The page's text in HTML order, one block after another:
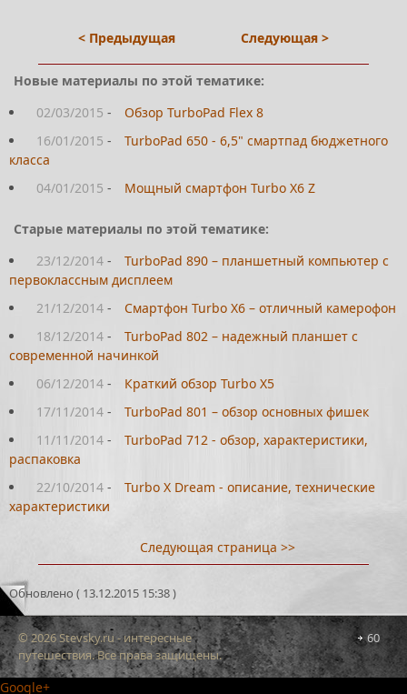
< Предыдущая Следующая >
Новые материалы по этой тематике:
02/03/2015 -
Обзор TurboPad Flex 8
16/01/2015 -
TurboPad 650 - 6,5" смартпад бюджетного
класса
04/01/2015 - Мощный смартфон Turbo X6 Z
Старые материалы по этой тематике:
23/12/2014 -
TurboPad 890 – планшетный компьютер с
первоклассным дисплеем
21/12/2014 -
Смартфон Turbo X6 – отличный камерофон
18/12/2014 -
TurboPad 802 – надежный планшет с
современной начинкой
06/12/2014 -
Краткий обзор Turbo X5
17/11/2014 -
TurboPad 801 – обзор основных фишек
11/11/2014 -
TurboPad 712 - обзор, характеристики,
распаковка
22/10/2014 -
Turbo X Dream - описание, технические
характеристики
Следующая страница >>
Обновлено ( 13.12.2015 15:38 )
60
© 2026 Stevsky.ru - интересные
путешествия. Все права защищены.
Google+